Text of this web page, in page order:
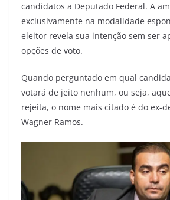
candidatos a Deputado Federal. A
exclusivamente na modalidade
eleitor revela sua intenção sem ser
opções de voto.
Quando perguntado em qual
votará de jeito nenhum, ou seja,
rejeita, o nome mais citado é do ex-
Wagner Ramos.